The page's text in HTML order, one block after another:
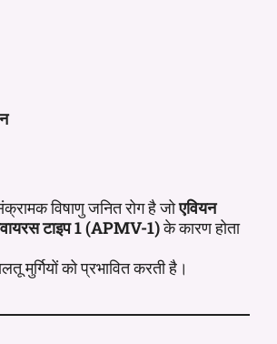
विषाणु जनित रोग है जोएवियन
टाइप 1 (APMV-1)के कारण होता
मुर्गियों को प्रभावित करती है।